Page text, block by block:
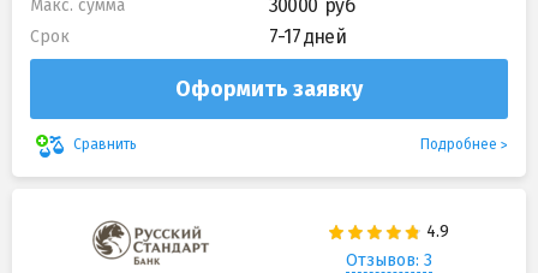
Макс. сумма 30000
Срок 7-17 дней
Оформить заявку
Сравнить Подробнее
Отзывов: 3